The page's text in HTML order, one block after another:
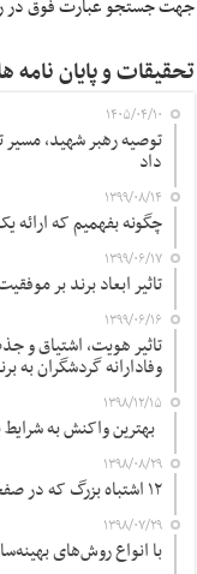
جهت جستجو عبارت فوق در
تحقیقات و پایان نامه
۱۴۰۵/۰۴/۱۰
توصیه رهبر شهید، مسیر
داد
۱۳۹۹/۰۸/۱۴
چگونه بفهمیم که
۱۳۹۹/۰۶/۱۷
تاثیر ابعاد برند بر
۱۳۹۹/۰۶/۱۶
تاثیر هویت، اشتیاق و
وفادارانه گردشگران به
۱۳۹۸/۱۲/۱۵
بهترین واکنش به
۱۳۹۸/۰۸/۲۹
۱۲ اشتباه بزرگ که در صفحه اصلی سایت مرتکب می شوید
۱۳۹۸/۰۷/۲۹
با انواع روش‌های